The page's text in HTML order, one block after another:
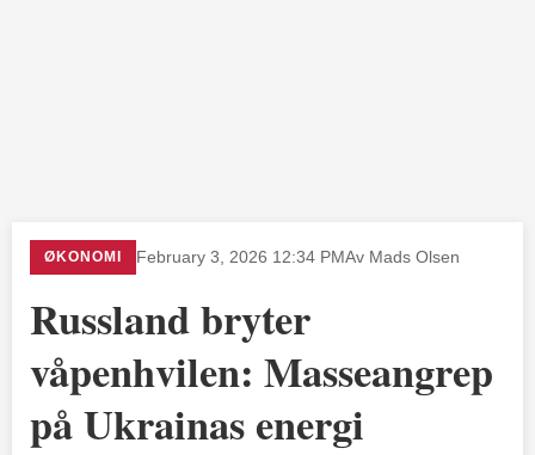
ØKONOMI February 3, 2026 12:34 PMAv Mads Olsen
Russland bryter
våpenhvilen: Masseangrep
på Ukrainas energi